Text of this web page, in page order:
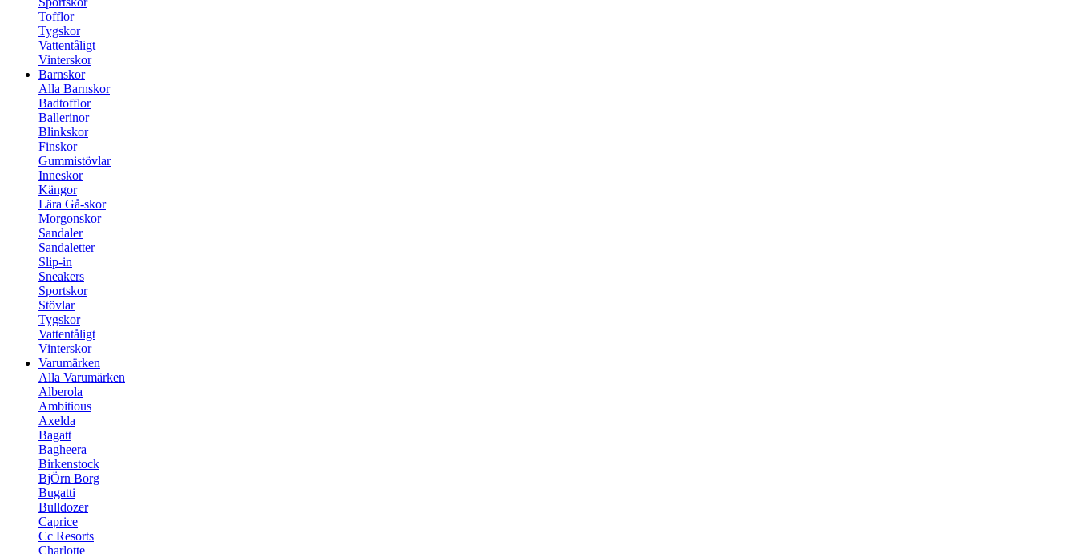
Tofflor
Tygskor
Vattentåligt
Vinterskor
Barnskor
Alla Barnskor
Badtofflor
Ballerinor
Blinkskor
Finskor
Gummistövlar
Inneskor
Kängor
Lära Gå-skor
Morgonskor
Sandaler
Sandaletter
Slip-in
Sneakers
Sportskor
Stövlar
Tygskor
Vattentåligt
Vinterskor
Varumärken
Alla Varumärken
Alberola
Ambitious
Axelda
Bagatt
Bagheera
Birkenstock
BjÖrn Borg
Bugatti
Bulldozer
Caprice
Cc Resorts
Charlotte